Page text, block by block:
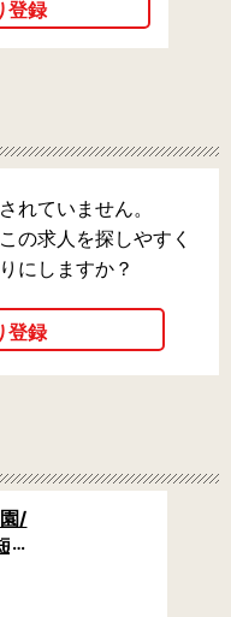
れていません。
の求人を探しやすく
にしますか？
/
/